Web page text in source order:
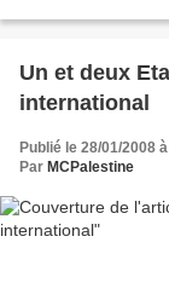
Un et deux
international
Publié le 28/01/2008
Par MCPalestine